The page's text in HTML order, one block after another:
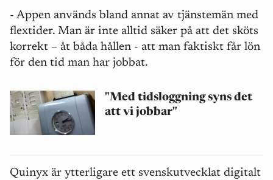
- Appen används bland annat av tjänstemän med
flextider. Man är inte alltid säker på att det sköts
korrekt – åt båda hållen - att man faktiskt får lön
för den tid man har jobbat.
"Med tidsloggning syns det
att vi jobbar"
Quinyx är ytterligare ett svenskutvecklat digitalt